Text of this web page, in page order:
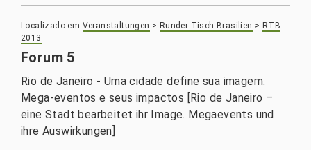
Localizado em Veranstaltungen > Runder Tisch Brasilien > RTB
2013
Forum 5
Rio de Janeiro - Uma cidade define sua imagem.
Mega-eventos e seus impactos [Rio de Janeiro –
eine Stadt bearbeitet ihr Image. Megaevents und
ihre Auswirkungen]